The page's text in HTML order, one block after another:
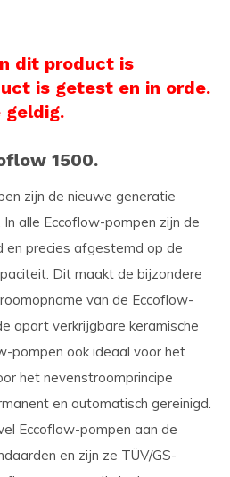
dit product is
is getest en in orde.
geldig.
1500.
zijn de nieuwe generatie
alle Eccoflow-pompen zijn de
en precies afgestemd op de
Dit maakt de bijzondere
van de Eccoflow-
apart verkrijgbare keramische
pompen ook ideaal voor het
het nevenstroomprincipe
en automatisch gereinigd.
Eccoflow-pompen aan de
en zijn ze TÜV/GS-